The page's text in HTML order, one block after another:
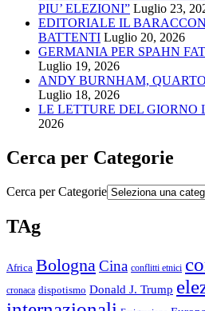
PIU’ ELEZIONI” Luglio 23,
EDITORIALE IL
BATTENTI Luglio 20, 2026
GERMANIA PER SPAHN
Luglio 19, 2026
ANDY BURNHAM,
Luglio 18, 2026
LE LETTURE DEL GIORNO
2026
Cerca per Categorie
Cerca per Categorie
TAg
Africa Bologna Cina conflitti etnici
cronaca dispotismo Donald J. Trump